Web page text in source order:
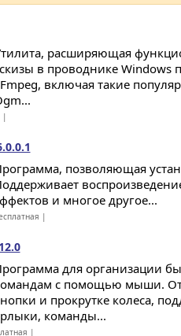
расширяющая
в проводнике Windows
включая такие
|
позволяющая
и многое другое...
|
для организации
с помощью мыши.
и прокрутке колеса,
команды...
|